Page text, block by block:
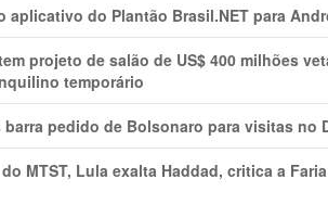
aplicativo do Plantão Brasil.NET para
projeto de salão de US$ 400 milhões
temporário
barra pedido de Bolsonaro para visitas no
MTST, Lula exalta Haddad, critica a